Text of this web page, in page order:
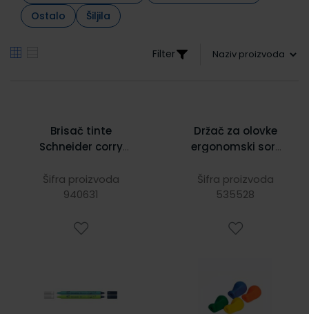
Ostalo
Šiljila
Filter
Brisač tinte
Schneider corry
Šifra proizvoda
940631
Držač za olovke
ergonomski sort
Šifra proizvoda
535528